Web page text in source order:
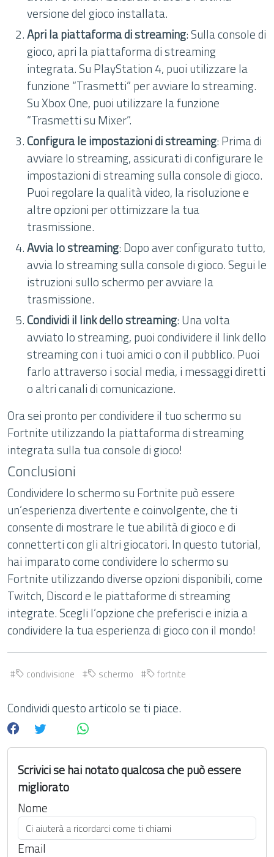
versione del gioco installata.
Apri la piattaforma di streaming: Sulla console di
gioco, apri la piattaforma di streaming
integrata. Su PlayStation 4, puoi utilizzare la
funzione “Trasmetti” per avviare lo streaming.
Su Xbox One, puoi utilizzare la funzione
“Trasmetti su Mixer”.
Configura le impostazioni di streaming: Prima di
avviare lo streaming, assicurati di configurare le
impostazioni di streaming sulla console di gioco.
Puoi regolare la qualità video, la risoluzione e
altre opzioni per ottimizzare la tua
trasmissione.
Avvia lo streaming: Dopo aver configurato tutto,
avvia lo streaming sulla console di gioco. Segui le
istruzioni sullo schermo per avviare la
trasmissione.
Condividi il link dello streaming: Una volta
avviato lo streaming, puoi condividere il link dello
streaming con i tuoi amici o con il pubblico. Puoi
farlo attraverso i social media, i messaggi diretti
o altri canali di comunicazione.
Ora sei pronto per condividere il tuo schermo su
Fortnite utilizzando la piattaforma di streaming
integrata sulla tua console di gioco!
Conclusioni
Condividere lo schermo su Fortnite può essere
un’esperienza divertente e coinvolgente, che ti
consente di mostrare le tue abilità di gioco e di
connetterti con gli altri giocatori. In questo tutorial,
hai imparato come condividere lo schermo su
Fortnite utilizzando diverse opzioni disponibili, come
Twitch, Discord e le piattaforme di streaming
integrate. Scegli l’opzione che preferisci e inizia a
condividere la tua esperienza di gioco con il mondo!
condivisione schermo fortnite
Condividi questo articolo se ti piace.
Scrivici se hai notato qualcosa che può essere
migliorato
Nome
Email